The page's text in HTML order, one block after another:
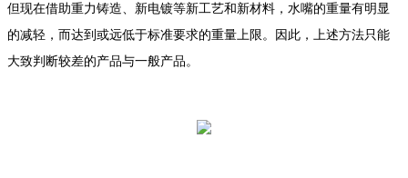
但现在借助重力铸造、新电镀等新工艺和新材料，水嘴的重量有明显
的减轻，而达到或远低于标准要求的重量上限。因此，上述方法只能
大致判断较差的产品与一般产品。